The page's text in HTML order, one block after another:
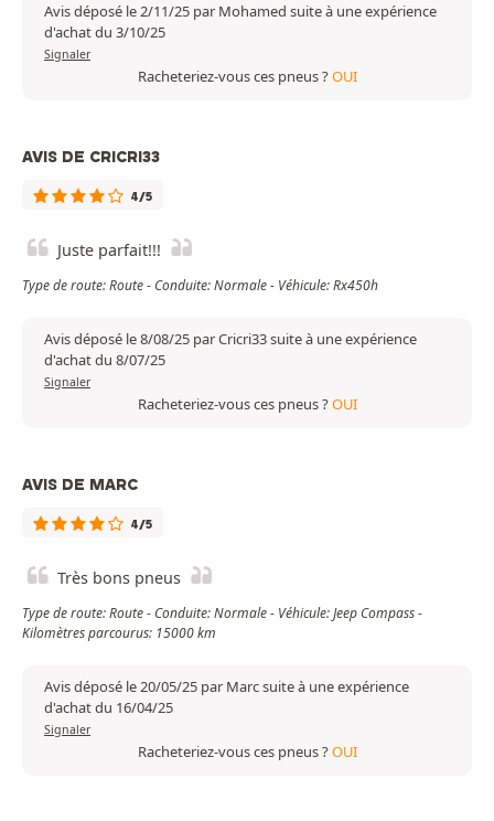
Avis déposé le 2/11/25 par Mohamed suite à une expérience
d'achat du 3/10/25
Signaler
Racheteriez-vous ces pneus ?OUI
AVIS DE CRICRI33
4/5
Juste parfait!!!
Type de route: Route - Conduite: Normale - Véhicule: Rx450h
Avis déposé le 8/08/25 par Cricri33 suite à une expérience
d'achat du 8/07/25
Signaler
Racheteriez-vous ces pneus ?OUI
AVIS DE MARC
4/5
Très bons pneus
Type de route: Route - Conduite: Normale - Véhicule: Jeep Compass -
Kilomètres parcourus: 15000 km
Avis déposé le 20/05/25 par Marc suite à une expérience
d'achat du 16/04/25
Signaler
Racheteriez-vous ces pneus ?OUI